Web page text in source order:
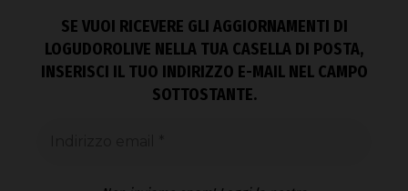
SE VUOI RICEVERE GLI AGGIORNAMENTI DI
LOGUDOROLIVE NELLA TUA CASELLA DI POSTA,
INSERISCI IL TUO INDIRIZZO E-MAIL NEL CAMPO
SOTTOSTANTE.